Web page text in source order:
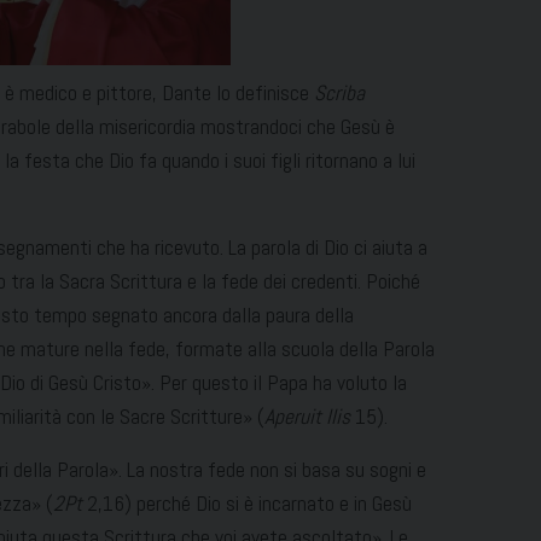
è medico e pittore, Dante lo definisce Scriba
della misericordia mostrandoci che Gesù è
festa che Dio fa quando i suoi figli ritornano a lui
che ha ricevuto. La parola di Dio ci aiuta a
la Sacra Scrittura e la fede dei credenti. Poiché
tempo segnato ancora dalla paura della
mature nella fede, formate alla scuola della Parola
di Gesù Cristo». Per questo il Papa ha voluto la
con le Sacre Scritture» (Aperuit llis 15).
Parola». La nostra fede non si basa su sogni e
(2Pt 2,16) perché Dio si è incarnato e in Gesù